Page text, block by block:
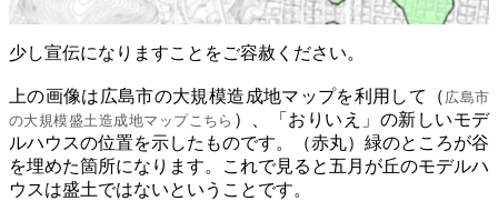
少し宣伝になりますことをご容赦ください。
上の画像は広島市の大規模造成地マップを利用して（ 広島市
の大規模盛土造成地マップこちら ）、「おりいえ」の新しいモデ
ルハウスの位置を示したものです。（赤丸）緑のところが谷
を埋めた箇所になります。これで見ると五月が丘のモデルハ
ウスは盛土ではないということです。